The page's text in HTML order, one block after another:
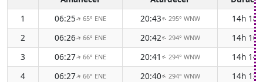
1
06:25↑65° ENE 20:43↑ 295° WNW
14h
2
06:26↑66° ENE 20:42↑ 294° WNW
14h
3
06:27↑66° ENE 20:41 ↑ 294° WNW
14h
4
06:27↑66° ENE 20:40↑ 294° WNW
14h